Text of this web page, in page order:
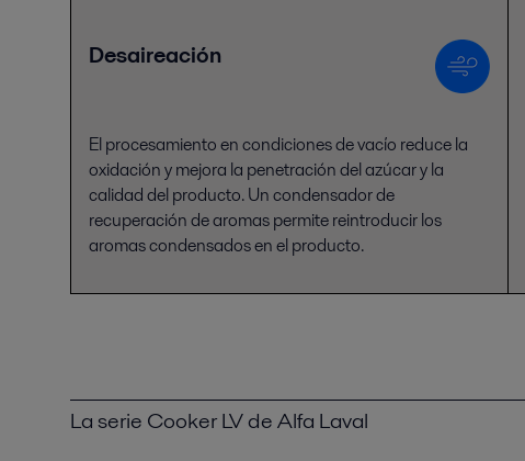
Desaireación
El procesamiento en condiciones de vacío reduce la
oxidación y mejora la penetración del azúcar y la
calidad del producto. Un condensador de
recuperación de aromas permite reintroducir los
aromas condensados en el producto.
La serie Cooker LV de Alfa Laval